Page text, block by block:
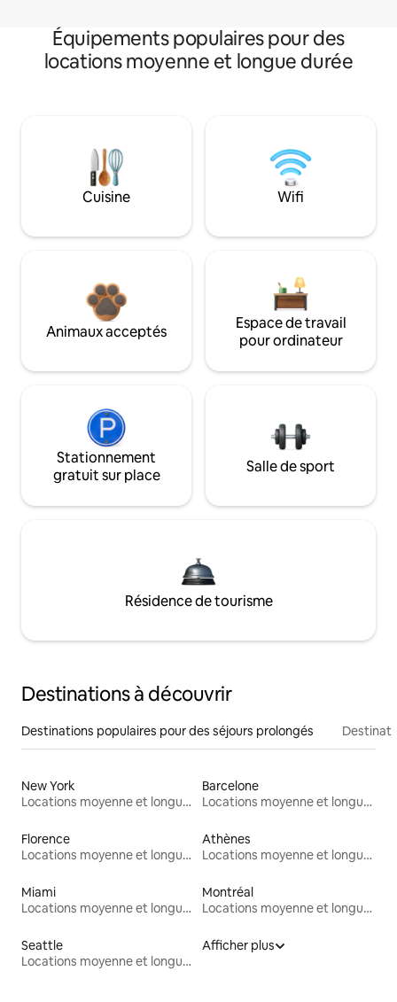
Équipements populaires pour des
locations moyenne et longue durée
Cuisine Wifi
Animaux acceptés
Espace de travail
pour ordinateur
Stationnement
gratuit sur place
Salle de sport
Résidence de tourisme
Destinations à découvrir
Destinations populaires pour des séjours prolongés
New York
Locations moyenne et longue durée
Barcelone
Locations moyenne et longue durée
Florence
Locations moyenne et longue durée
Athènes
Locations moyenne et longue durée
Miami
Locations moyenne et longue durée
Montréal
Locations moyenne et longue durée
Seattle
Locations moyenne et longue durée
Afficher plus